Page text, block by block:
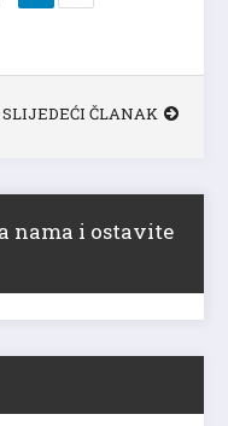
SLIJEDEĆI ČLANAK
nama i ostavite